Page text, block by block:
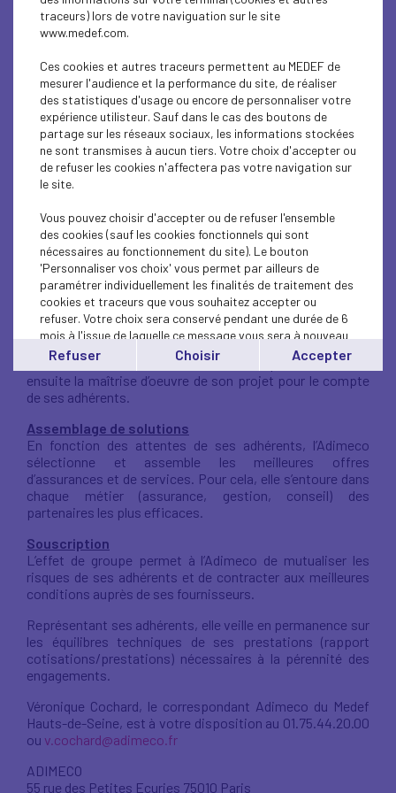
l’industrie automobile et
aéronautique.
création des Institutions de Retraite du GROUPE ESSOR.
La mission principale d’Adimeco est de sélectionner,
élaborer et négocier les meilleures solutions de
prévoyance, aux conditions les plus intéressantes pour
l’entreprise, ses dirigeants et ses salariés.
L’Adimeco n’est pas assureur. en tant qu’association
plus performante mais aussi, si nécessaire, de concevoir
un produit original, de suivre sa mise en oeuvre et de veiller
à sa pérennité.
Son rôle s’articule autour de trois missions
principales :
Création de solutions
L’Adimeco, laboratoire d’idées, imagine et conçoit des
offres et des services innovants et adaptés. elle assure
ensuite la maîtrise d’oeuvre de son projet pour le compte
de ses adhérents.
Assemblage de solutions
En fonction des attentes de ses adhérents, l’Adimeco
sélectionne et assemble les meilleures offres
d’assurances et de services. Pour cela, elle s’entoure dans
chaque métier (assurance, gestion, conseil) des
partenaires les plus efficaces.
Souscription
L’effet de groupe permet à l’Adimeco de mutualiser les
risques de ses adhérents et de contracter aux meilleures
conditions auprès de ses fournisseurs.
Représentant ses adhérents, elle veille en permanence sur
les équilibres techniques de ses prestations (rapport
cotisations/prestations) nécessaires à la pérennité des
engagements.
Véronique Cochard, le correspondant Adimeco du Medef
Hauts-de-Seine, est à votre disposition au 01.75.44.20.00
ou v.cochard@adimeco.fr
ADIMECO
55 rue des Petites Ecuries 75010 Paris
traceurs) lors de votre naviguation sur le site
www.medef.com.
Ces cookies et autres traceurs permettent au MEDEF de
mesurer l'audience et la performance du site, de réaliser
des statistiques d'usage ou encore de personnaliser votre
expérience utilisteur. Sauf dans le cas des boutons de
partage sur les réseaux sociaux, les informations stockées
ne sont transmises à aucun tiers. Votre choix d'accepter ou
de refuser les cookies n'affectera pas votre navigation sur
le site.
Vous pouvez choisir d'accepter ou de refuser l'ensemble
des cookies (sauf les cookies fonctionnels qui sont
nécessaires au fonctionnement du site). Le bouton
'Personnaliser vos choix' vous permet par ailleurs de
paramétrer individuellement les finalités de traitement des
cookies et traceurs que vous souhaitez accepter ou
refuser. Votre choix sera conservé pendant une durée de 6
mois à l'issue de laquelle ce message vous sera à nouveau
affiché..
Vous pouvez modifier votre choix à tout moment en
cliquant sur le lien 'cookies'en bas de page.
Refuser Choisir Accepter